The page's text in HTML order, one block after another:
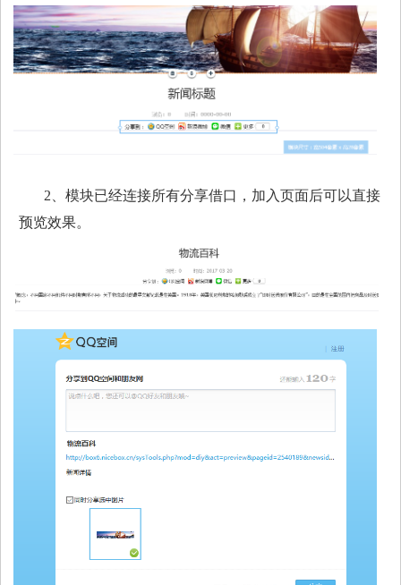
2、模块已经连接所有分享借口，加入页面后可以直接
预览效果。